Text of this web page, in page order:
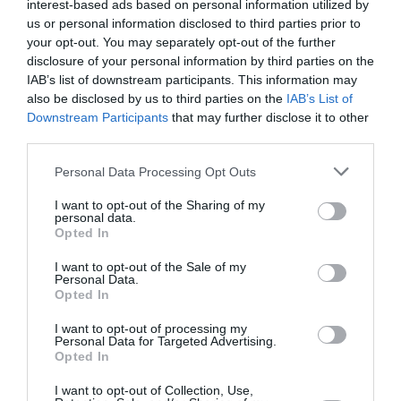
interest-based ads based on personal information utilized by
us or personal information disclosed to third parties prior to
your opt-out. You may separately opt-out of the further
disclosure of your personal information by third parties on the
IAB’s list of downstream participants. This information may
also be disclosed by us to third parties on the IAB’s List of
Downstream Participants that may further disclose it to other
Personal Data Processing Opt Outs
I want to opt-out of the Sharing of my
personal data.
Opted In
I want to opt-out of the Sale of my
Personal Data.
Opted In
I want to opt-out of processing my
Personal Data for Targeted Advertising.
Opted In
I want to opt-out of Collection, Use,
c’est un A330 dans l’atlantique et un A340 détruit à Toronto
avant d’être fermée.”
Seul UN copilote du Rio était un cadet…( L’autre était EPL
ENAC…)
Et la filière “Cadet” a été fermée (suspendue?) seulement en
raison de l’absence de besoins pendant plusieurs années,
pas à cause de la qualité de cette formation.
a commenté :
45 min
Je n’ai aucune confiance en l’administration algérienne, j’ai
La formation d’Oxford est une référence, Air Algérie d’un
pays riche veut encore faire des économies, pauvre d’elle.